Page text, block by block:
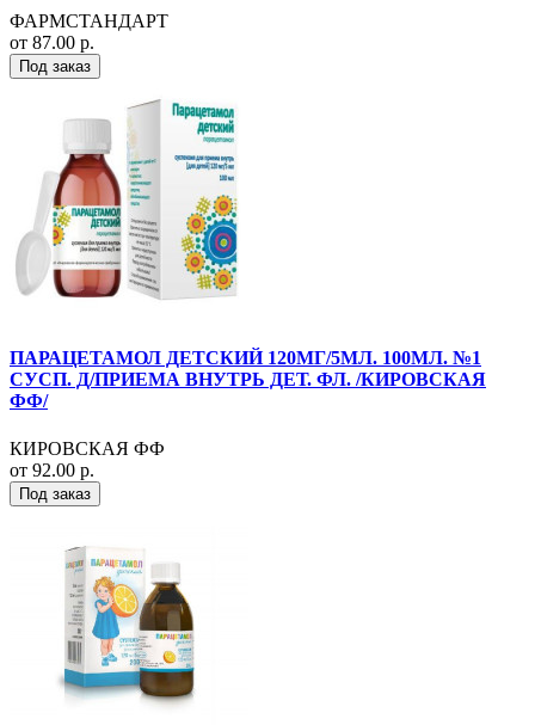
ФАРМСТАНДАРТ
от 87.00 р.
Под заказ
ПАРАЦЕТАМОЛ ДЕТСКИЙ 120МГ/5МЛ. 100МЛ. №1
СУСП. Д/ПРИЕМА ВНУТРЬ ДЕТ. ФЛ. /КИРОВСКАЯ
ФФ/
КИРОВСКАЯ ФФ
от 92.00 р.
Под заказ